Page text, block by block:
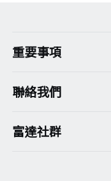
重要事項
聯絡我們
富達社群